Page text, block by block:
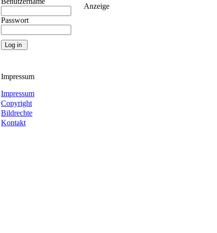
Passwort
Impressum
Impressum
Copyright
Bildrechte
Kontakt
Anzeige